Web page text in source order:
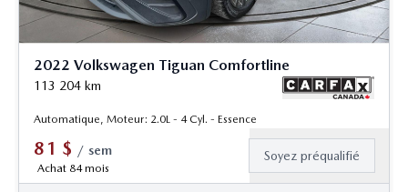
2022 Volkswagen Tiguan Comfortline
113 204 km
Automatique, Moteur: 2.0L - 4 Cyl. - Essence
81 $ / sem
Achat 84 mois
Soyez préqualifié